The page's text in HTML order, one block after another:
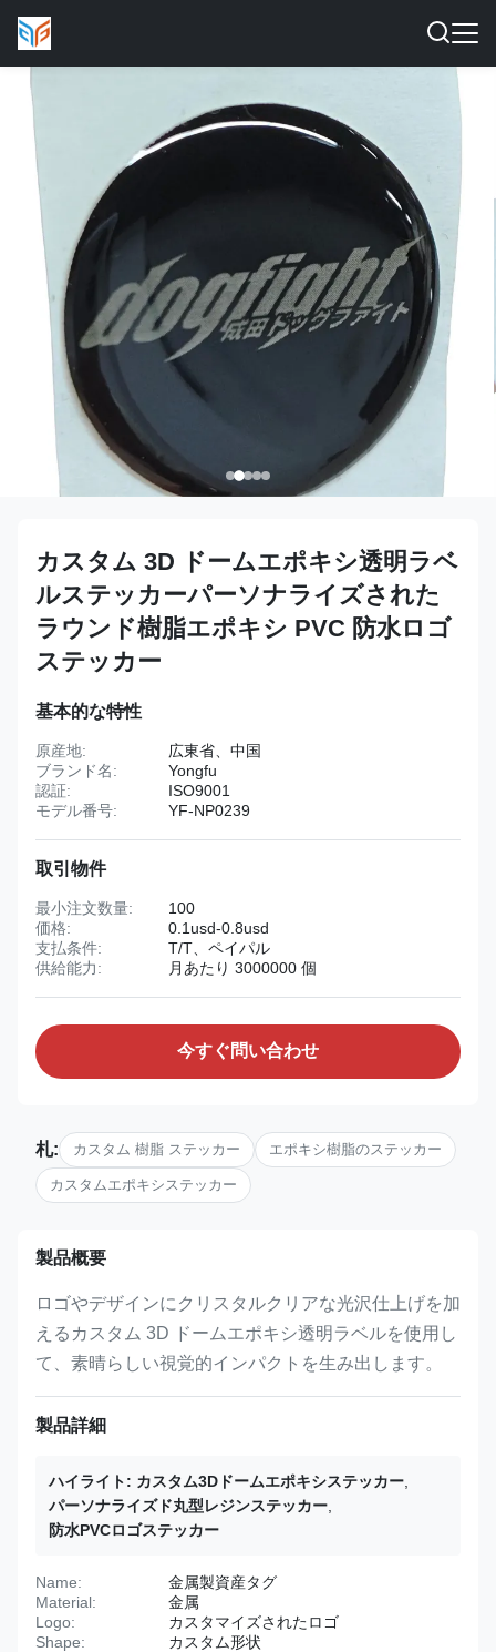
カスタム 3D ドームエポキシ透明ラベ
ルステッカーパーソナライズされた
ラウンド樹脂エポキシ PVC 防水ロゴ
ステッカー
基本的な特性
原産地:
広東省、中国
ブランド名:
Yongfu
認証:
ISO9001
モデル番号:
YF-NP0239
取引物件
最小注文数量:
100
価格:
0.1usd-0.8usd
支払条件:
T/T、ペイパル
供給能力:
月あたり 3000000 個
今すぐ問い合わせ
札: カスタム 樹脂 ステッカー エポキシ樹脂のステッカー
カスタムエポキシステッカー
製品概要
ロゴやデザインにクリスタルクリアな光沢仕上げを加
えるカスタム 3D ドームエポキシ透明ラベルを使用し
て、素晴らしい視覚的インパクトを生み出します。
製品詳細
ハイライト: カスタム3Dドームエポキシステッカー
パーソナライズド丸型レジンステッカー
防水PVCロゴステッカー
Name:
金属製資産タグ
Material:
金属
Logo:
カスタマイズされたロゴ
Shape:
カスタム形状